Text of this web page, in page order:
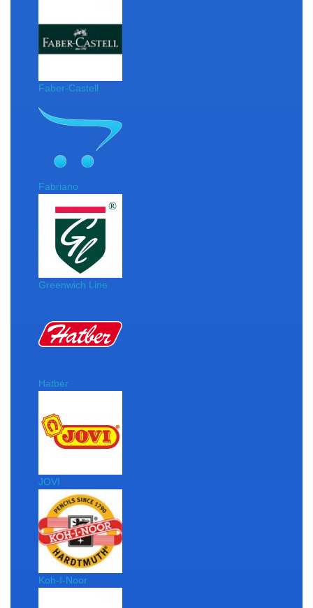
Faber-Castell
Fabriano
Greenwich Line
Hatber
JOVI
Koh-I-Noor